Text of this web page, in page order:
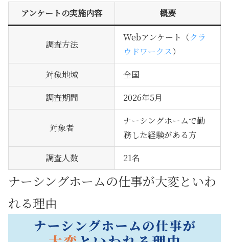
アンケートの実施内容 概要
調査方法
Webアンケート（クラ
ウドワークス）
対象地域
全国
調査期間
2026年5月
対象者
ナーシングホームで勤
務した経験がある方
調査人数
21名
ナーシングホームの仕事が大変といわ
れる理由